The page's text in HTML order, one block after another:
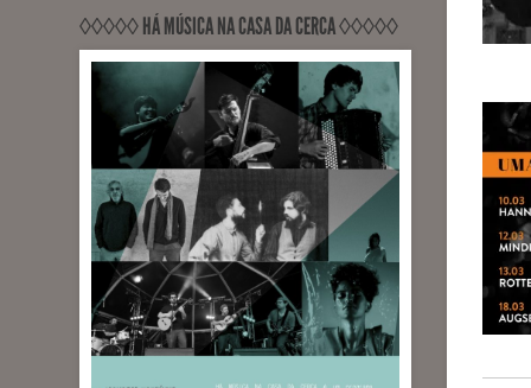
◊◊◊◊◊ HÁ MÚSICA NA CASA DA CERCA ◊◊◊◊◊